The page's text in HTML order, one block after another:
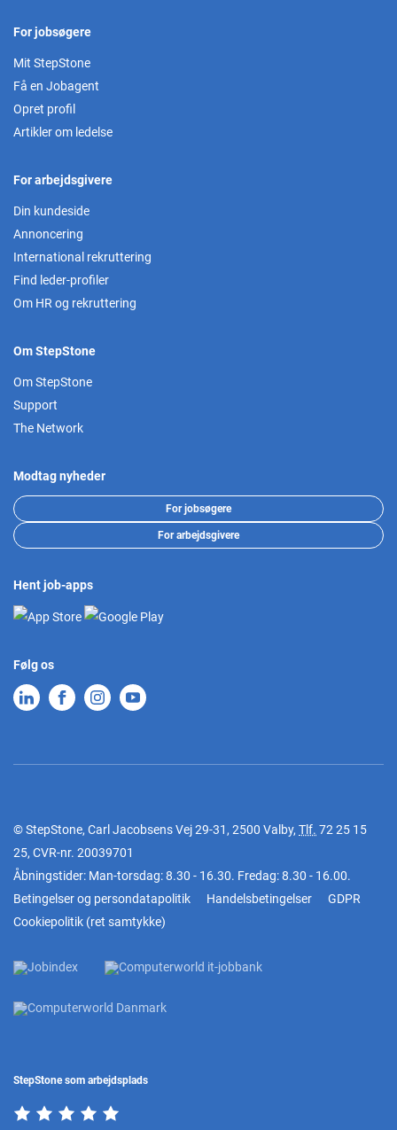
For jobsøgere
Mit StepStone
Få en Jobagent
Opret profil
Artikler om ledelse
For arbejdsgivere
Din kundeside
Annoncering
International rekruttering
Find leder-profiler
Om HR og rekruttering
Om StepStone
Om StepStone
Support
The Network
Modtag nyheder
For jobsøgere
For arbejdsgivere
Hent job-apps
Følg os
© StepStone, Carl Jacobsens Vej 29-31, 2500 Valby, Tlf. 72 25 15
25, CVR-nr. 20039701
Åbningstider: Man-torsdag: 8.30 - 16.30. Fredag: 8.30 - 16.00.
Betingelser og persondatapolitik
Handelsbetingelser
GDPR
Cookiepolitik (ret samtykke)
StepStone som arbejdsplads